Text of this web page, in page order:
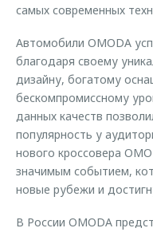
самых современных
Автомобили OMODA
благодаря своему
дизайну, богатому
бескомпромиссному
данных качеств
популярность у
нового кроссовера
значимым событием,
новые рубежи и
В России OMODA